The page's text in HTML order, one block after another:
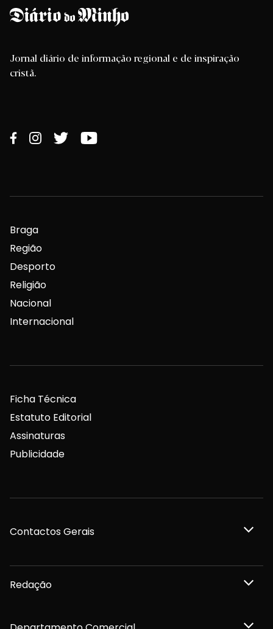
Jornal diário de informação regional e de inspiração
cristã.
Braga
Região
Desporto
Religião
Nacional
Internacional
Ficha Técnica
Estatuto Editorial
Assinaturas
Publicidade
Contactos Gerais
Redação